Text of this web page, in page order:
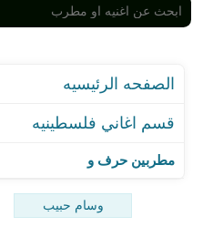
قسم اغاني فلسطينيه
مطربين حرف و
وسام حبيب